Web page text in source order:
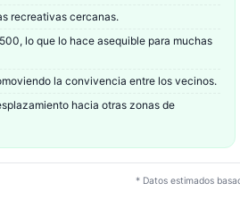
recreativas cercanas.
lo que lo hace asequible para muchas
la convivencia entre los vecinos.
hacia otras zonas de
* Datos estimados